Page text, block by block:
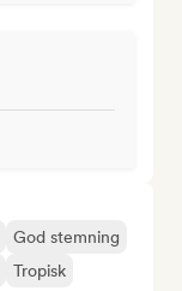
God stemning
Tropisk